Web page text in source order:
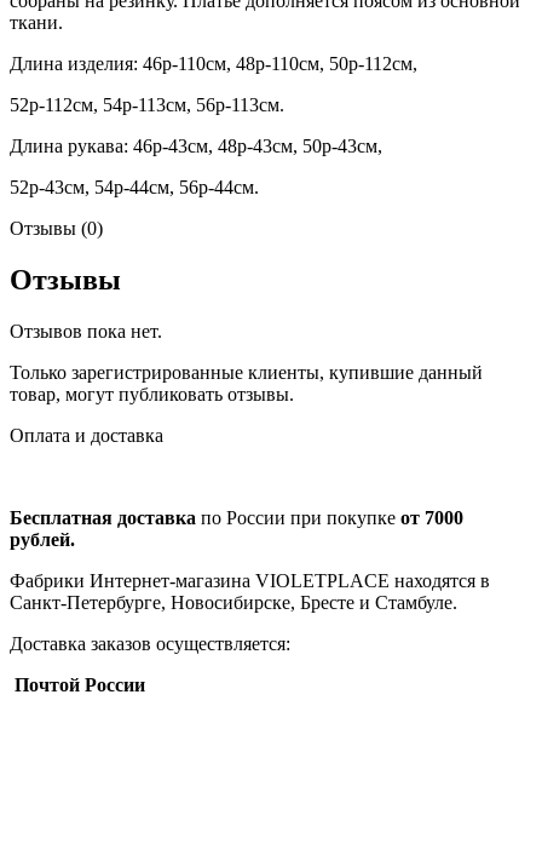
ткани.
Длина изделия: 46р-110см, 48р-110см, 50р-112см,
52р-112см, 54р-113см, 56р-113см.
Длина рукава: 46р-43см, 48р-43см, 50р-43см,
52р-43см, 54р-44см, 56р-44см.
Отзывы (0)
Отзывы
Отзывов пока нет.
Только зарегистрированные клиенты, купившие данный
товар, могут публиковать отзывы.
Оплата и доставка
Бесплатная доставка по России при покупке от 7000
рублей.
Фабрики Интернет-магазина VIOLETPLACE находятся в
Санкт-Петербурге, Новосибирске, Бресте и Стамбуле.
Доставка заказов осуществляется:
Почтой России